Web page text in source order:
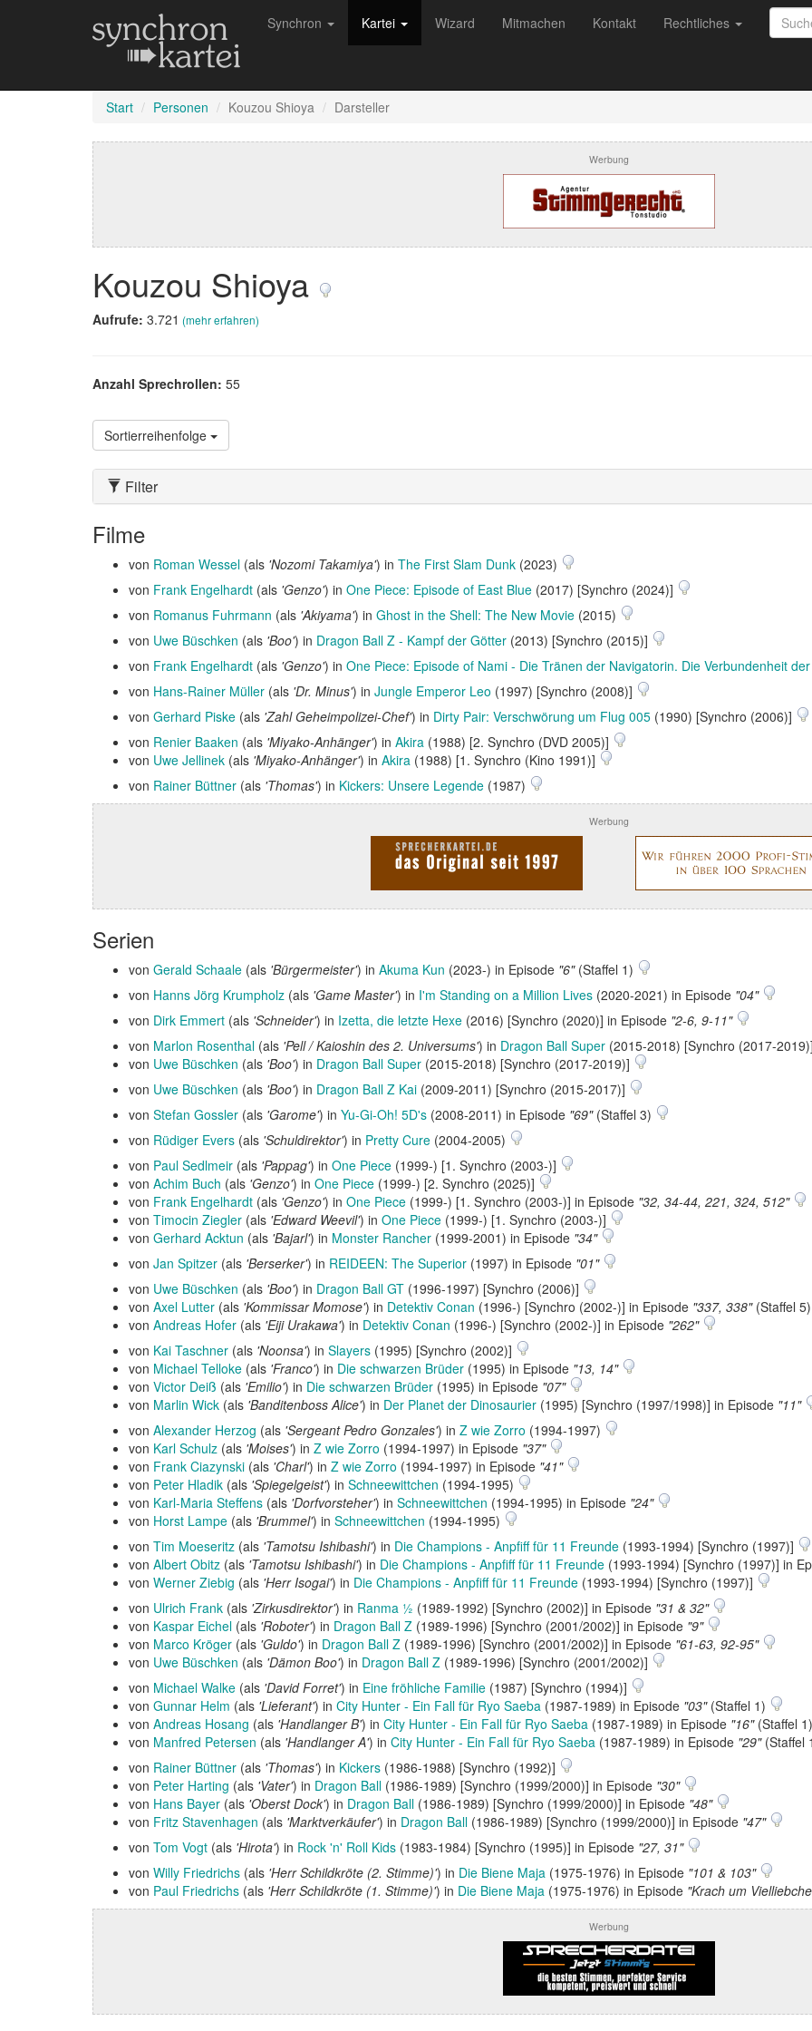
Synchron Kartei Wizard Mitmachen Kontakt Rechtliches
Start Personen Kouzou Shioya Darsteller
Werbung
Kouzou Shioya
Aufrufe: 3.721 (mehr erfahren)
Anzahl Sprechrollen: 55
Sortierreihenfolge
Filter
Filme
von Roman Wessel (als 'Nozomi Takamiya') in The First Slam Dunk (2023)
von Frank Engelhardt (als 'Genzo') in One Piece: Episode of East Blue (2017) [Synchro (2024)]
von Romanus Fuhrmann (als 'Akiyama') in Ghost in the Shell: The New Movie (2015)
von Uwe Büschken (als 'Boo') in Dragon Ball Z - Kampf der Götter (2013) [Synchro (2015)]
von Frank Engelhardt (als 'Genzo') in One Piece: Episode of Nami - Die Tränen der Navigatorin. Die Verbundenheit
von Hans-Rainer Müller (als 'Dr. Minus') in Jungle Emperor Leo (1997) [Synchro (2008)]
von Gerhard Piske (als 'Zahl Geheimpolizei-Chef') in Dirty Pair: Verschwörung um Flug 005 (1990) [Synchro (2006)]
von Renier Baaken (als 'Miyako-Anhänger') in Akira (1988) [2. Synchro (DVD 2005)]
von Uwe Jellinek (als 'Miyako-Anhänger') in Akira (1988) [1. Synchro (Kino 1991)]
von Rainer Büttner (als 'Thomas') in Kickers: Unsere Legende (1987)
Werbung
Serien
von Gerald Schaale (als 'Bürgermeister') in Akuma Kun (2023-) in Episode "6"(Staffel 1)
von Hanns Jörg Krumpholz (als 'Game Master') in I'm Standing on a Million Lives (2020-2021) in Episode "04"
von Dirk Emmert (als 'Schneider') in Izetta, die letzte Hexe (2016) [Synchro (2020)] in Episode "2-6, 9-11"
von Marlon Rosenthal (als 'Pell / Kaioshin des 2. Universums') in Dragon Ball Super (2015-2018) [Synchro (2017-
von Uwe Büschken (als 'Boo') in Dragon Ball Super (2015-2018) [Synchro (2017-2019)]
von Uwe Büschken (als 'Boo') in Dragon Ball Z Kai (2009-2011) [Synchro (2015-2017)]
von Stefan Gossler (als 'Garome') in Yu-Gi-Oh! 5D's (2008‑2011) in Episode "69"(Staffel 3)
von Rüdiger Evers (als 'Schuldirektor') in Pretty Cure (2004‑2005)
von Paul Sedlmeir (als 'Pappag') in One Piece (1999-) [1. Synchro (2003-)]
von Achim Buch (als 'Genzo') in One Piece (1999-) [2. Synchro (2025)]
von Frank Engelhardt (als 'Genzo') in One Piece (1999-) [1. Synchro (2003-)] in Episode "32, 34-44, 221, 324, 512"
von Timocin Ziegler (als 'Edward Weevil') in One Piece (1999-) [1. Synchro (2003-)]
von Gerhard Acktun (als 'Bajarl') in Monster Rancher (1999-2001) in Episode "34"
von Jan Spitzer (als 'Berserker') in REIDEEN: The Superior (1997) in Episode "01"
von Uwe Büschken (als 'Boo') in Dragon Ball GT (1996-1997) [Synchro (2006)]
von Axel Lutter (als 'Kommissar Momose') in Detektiv Conan (1996-) [Synchro (2002-)] in Episode "337, 338"(Staffel
von Andreas Hofer (als 'Eiji Urakawa') in Detektiv Conan (1996-) [Synchro (2002-)] in Episode "262"
von Kai Taschner (als 'Noonsa') in Slayers (1995) [Synchro (2002)]
von Michael Telloke (als 'Franco') in Die schwarzen Brüder (1995) in Episode "13, 14"
von Victor Deiß (als 'Emilio') in Die schwarzen Brüder (1995) in Episode "07"
von Marlin Wick (als 'Banditenboss Alice') in Der Planet der Dinosaurier (1995) [Synchro (1997/1998)] in Episode "11"
von Alexander Herzog (als 'Sergeant Pedro Gonzales') in Z wie Zorro (1994-1997)
von Karl Schulz (als 'Moises') in Z wie Zorro (1994-1997) in Episode "37"
von Frank Ciazynski (als 'Charl') in Z wie Zorro (1994-1997) in Episode "41"
von Peter Hladik (als 'Spiegelgeist') in Schneewittchen (1994-1995)
von Karl-Maria Steffens (als 'Dorfvorsteher') in Schneewittchen (1994-1995) in Episode "24"
von Horst Lampe (als 'Brummel') in Schneewittchen (1994-1995)
von Tim Moeseritz (als 'Tamotsu Ishibashi') in Die Champions - Anpfiff für 11 Freunde (1993-1994) [Synchro (1997)]
von Albert Obitz (als 'Tamotsu Ishibashi') in Die Champions - Anpfiff für 11 Freunde (1993-1994) [Synchro (1997)] in
von Werner Ziebig (als 'Herr Isogai') in Die Champions - Anpfiff für 11 Freunde (1993-1994) [Synchro (1997)]
von Ulrich Frank (als 'Zirkusdirektor') in Ranma ½ (1989-1992) [Synchro (2002)] in Episode "31 & 32"
von Kaspar Eichel (als 'Roboter') in Dragon Ball Z (1989-1996) [Synchro (2001/2002)] in Episode "9"
von Marco Kröger (als 'Guldo') in Dragon Ball Z (1989-1996) [Synchro (2001/2002)] in Episode "61-63, 92-95"
von Uwe Büschken (als 'Dämon Boo') in Dragon Ball Z (1989-1996) [Synchro (2001/2002)]
von Michael Walke (als 'David Forret') in Eine fröhliche Familie (1987) [Synchro (1994)]
von Gunnar Helm (als 'Lieferant') in City Hunter - Ein Fall für Ryo Saeba (1987-1989) in Episode "03"(Staffel 1)
von Andreas Hosang (als 'Handlanger B') in City Hunter - Ein Fall für Ryo Saeba (1987-1989) in Episode "16"(Staffel
von Manfred Petersen (als 'Handlanger A') in City Hunter - Ein Fall für Ryo Saeba (1987-1989) in Episode "29"(Staffel
von Rainer Büttner (als 'Thomas') in Kickers (1986-1988) [Synchro (1992)]
von Peter Harting (als 'Vater') in Dragon Ball (1986-1989) [Synchro (1999/2000)] in Episode "30"
von Hans Bayer (als 'Oberst Dock') in Dragon Ball (1986-1989) [Synchro (1999/2000)] in Episode "48"
von Fritz Stavenhagen (als 'Marktverkäufer') in Dragon Ball (1986-1989) [Synchro (1999/2000)] in Episode "47"
von Tom Vogt (als 'Hirota') in Rock 'n' Roll Kids (1983-1984) [Synchro (1995)] in Episode "27, 31"
von Willy Friedrichs (als 'Herr Schildkröte (2. Stimme)') in Die Biene Maja (1975-1976) in Episode "101 & 103"
von Paul Friedrichs (als 'Herr Schildkröte (1. Stimme)') in Die Biene Maja (1975-1976) in Episode "Krach um
Werbung